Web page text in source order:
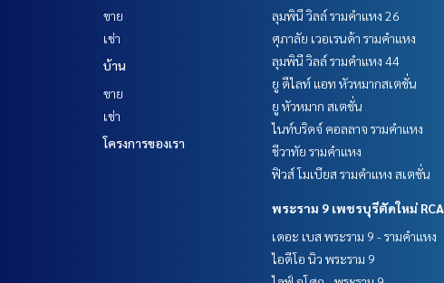
ขาย
เช่า
บ้าน
ขาย
เช่า
โครงการของเรา
ลุมพินี วิลล์ รามคำแหง 26
ศุภาลัย เวอเรนด้า รามคำแหง
ลุมพินี วิลล์ รามคำแหง 44
ยู ดีไลท์ แอท หัวหมากสเตชั่น
ยู หัวหมาก สเตชั่น
ไนท์บริดจ์ คอลลาจ รามคำแหง
ชีวาทัย รามคำแหง
ฟิวส์ โมเบียส รามคำแหง สเตชั่น
พระราม 9 เพชรบุรีตัดใหม่ RCA
เดอะ เบส พระราม 9 - รามคำแหง
ไอดีโอ นิว พระราม 9